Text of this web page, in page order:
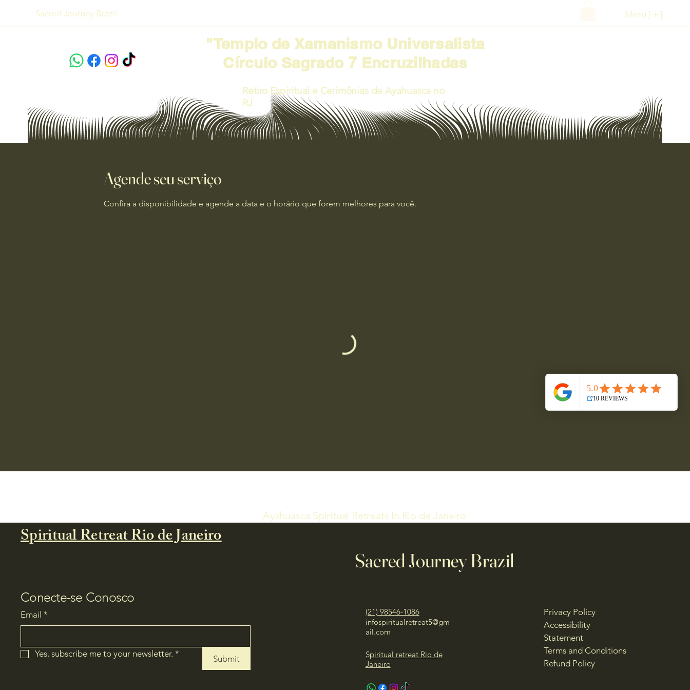
Sacred Journey Brazil
"Templo de Xamanismo Universalista
Círculo Sagrado 7 Encruzilhadas
Retiro Espiritual e Cerimônias de Ayahuasca no
RJ
Menu [ + ]
Agende seu serviço
Confira a disponibilidade e agende a data e o horário que forem melhores para você.
Ayahuasca Spiritual Retreats In Rio de Janeiro
Spiritual Retreat Rio de Janeiro
Conecte-se Conosco
Email *
Yes, subscribe me to your newsletter. * Submit
Sacred Journey Brazil
(21) 98546-1086
infospiritualretreat5@gm
ail.com
Spiritual retreat Rio de
Janeiro
Privacy Policy
Accessibility
Statement
Terms and Conditions
Refund Policy